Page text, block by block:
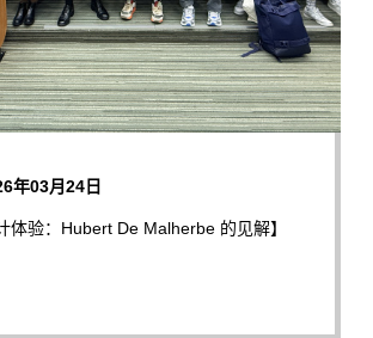
年03月24日
体验：Hubert De Malherbe 的见解】